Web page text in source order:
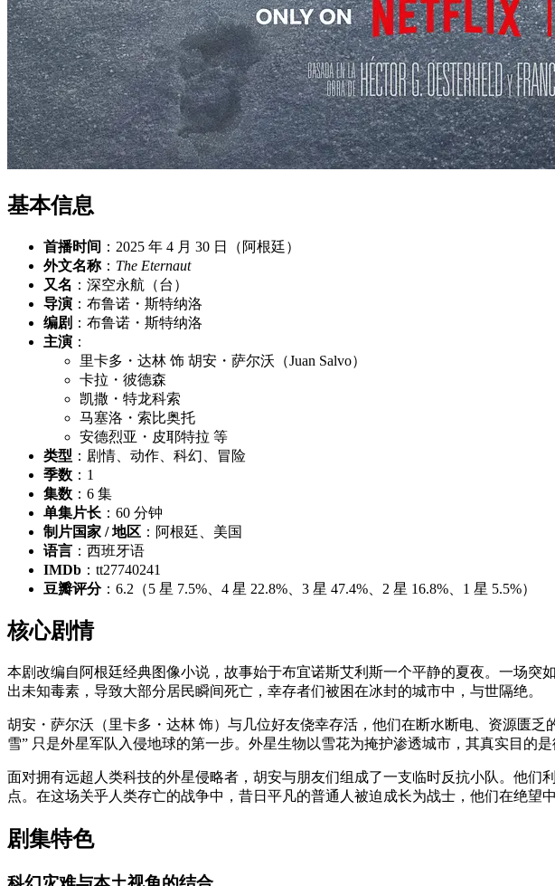
基本信息
首播时间 ：2025 年 4 月 30 日（阿根廷）
外文名称： The Eternaut
又名 ：深空永航（台）
导演 ：布鲁诺・斯特纳洛
编剧 ：布鲁诺・斯特纳洛
主演 ：
里卡多・达林 饰 胡安・萨尔沃（Juan Salvo）
卡拉・彼德森
凯撒・特龙科索
马塞洛・索比奥托
安德烈亚・皮耶特拉 等
类型 ：剧情、动作、科幻、冒险
季数 ：1
集数 ：6 集
单集片长 ：60 分钟
制片国家 / 地区 ：阿根廷、美国
语言 ：西班牙语
IMDb ：tt27740241
豆瓣评分：6.2（5 星 7.5%、4 星 22.8%、3 星 47.4%、2 星 16.8%、1 星 5.5%）
核心剧情
本剧改编自阿根廷经典图像小说，故事始于布宜诺斯艾利斯一个平静的夏夜。一场
出未知毒素，导致大部分居民瞬间死亡，幸存者们被困在冰封的城市中，与世隔绝。
胡安・萨尔沃（里卡多・达林 饰）与几位好友侥幸存活，他们在断水断电、资源匮
雪” 只是外星军队入侵地球的第一步。外星生物以雪花为掩护渗透城市，其真实目的是
面对拥有远超人类科技的外星侵略者，胡安与朋友们组成了一支临时反抗小队。他
点。在这场关乎人类存亡的战争中，昔日平凡的普通人被迫成长为战士，他们在绝望
剧集特色